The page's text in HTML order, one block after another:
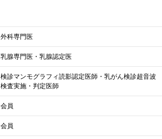
外科専門医
乳腺専門医・乳腺認定医
検診マンモグラフィ読影認定医師・乳がん検診超音波
検査実施・判定医師
会員
会員